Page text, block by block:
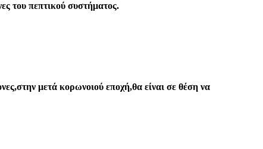
του πεπτικού συστήματος.
μετά κορωνοιού εποχή,θα είναι σε θέση να